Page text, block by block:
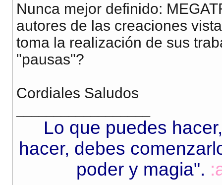
Nunca mejor definido:
autores de las creaciones
toma la realización de sus
"pausas"?
Cordiales Saludos
Lo que puedes
hacer, debes
poder y magia".